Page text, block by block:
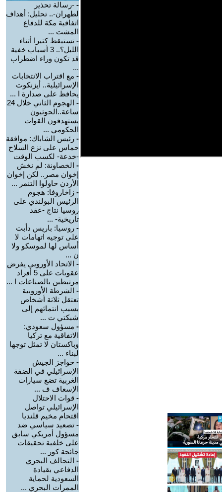
- -رسالة تحذير
لطهران-.. تحليل: أهداف
اتفاقية مكة للدفاع
المشت ...
- تستيقظ كثيرا أثناء
الليل؟.. 3 أسباب خفية
قد تكون وراء اضطراب
...
- مع اقتراب الانتخابات
الإسرائيلية.. أيزنكوت
يحافظ على صدارة ا ...
-
الهجوم الثاني خلال 24
ساعة..الحوثيون
يستهدفون القوات
الحكومي ...
- رئيس الشاباك: موافقة
حماس على نزع السلاح
-خدعة- لكسب الوقت
- الخصاونة: لم نخش
إخوان مصر.. لكن إخوان
الأردن حاولوا التنمر ...
- زاخاروفا: هجوم
الرئيس البولندي على
روسيا نتاج -عقد
تاريخية- ...
- روسيا: باريس دأبت
على توجيه اتهامات لا
أساس لها لموسكو ولا
ن ...
- الاتحاد الأوروبي يفرض
عقوبات على 5 أفراد
مرتبطين بالصناعات ا ...
- الشرطة الأوروبية
تعتقل ثلاثة أشخاص
بسبب انتمائهم إلى
شبكتي ت ...
- مسؤول سعودي:
الاتفاقية مع تركيا
وباكستان لا تمثل توجها
لبناء ...
- حواجز الجيش
الإسرائيلي في الضفة
الغربية تضع سيارات
الإسعاف ف ...
- قوات الاحتلال
الإسرائيلي تواصل
اقتحام مخيم قلنديا
- تصعيد سياسي ضد
مسؤول أمريكي سابق
على خلفية تحقيقات
جائحة كور ...
- التحالف البحري
الدفاعي بقيادة
السعودية لحماية
الممرات البحري ...